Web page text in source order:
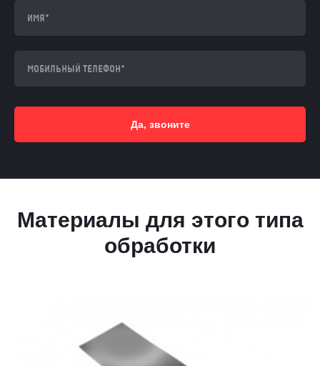
Да, звоните
Материалы для этого типа
обработки